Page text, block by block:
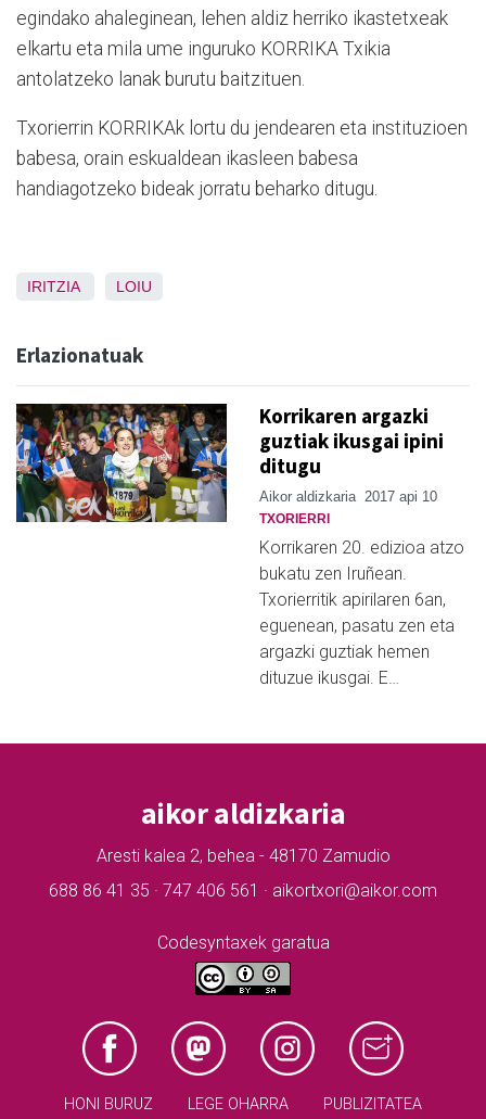
egindako ahaleginean, lehen aldiz herriko ikastetxeak
elkartu eta mila ume inguruko KORRIKA Txikia
antolatzeko lanak burutu baitzituen.
Txorierrin KORRIKAk lortu du jendearen eta instituzioen
babesa, orain eskualdean ikasleen babesa
handiagotzeko bideak jorratu beharko ditugu.
IRITZIA LOIU
Erlazionatuak
Korrikaren argazki
guztiak ikusgai ipini
ditugu
Aikor aldizkaria 2017 api 10
TXORIERRI
Korrikaren 20. edizioa atzo
bukatu zen Iruñean.
Txorierritik apirilaren 6an,
eguenean, pasatu zen eta
argazki guztiak hemen
dituzue ikusgai. E…
aikor aldizkaria
Aresti kalea 2, behea - 48170 Zamudio
688 86 41 35 · 747 406 561 · aikortxori@aikor.com
Codesyntaxek garatua
HONI BURUZ LEGE OHARRA PUBLIZITATEA